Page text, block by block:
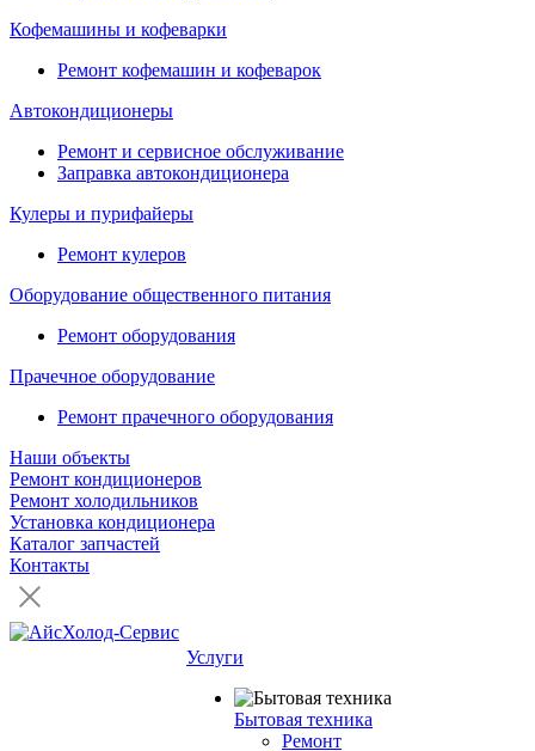
Кофемашины и кофеварки
Ремонт кофемашин и кофеварок
Автокондиционеры
Ремонт и сервисное обслуживание
Заправка автокондиционера
Кулеры и пурифайеры
Ремонт кулеров
Оборудование общественного питания
Ремонт оборудования
Прачечное оборудование
Ремонт прачечного оборудования
Наши объекты
Ремонт кондиционеров
Ремонт холодильников
Установка кондиционера
Каталог запчастей
Контакты
Услуги
Бытовая техника
Ремонт